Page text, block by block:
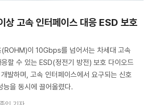
고속 인터페이스 대응 ESD 보호
(ROHM)이 10Gbps를 넘어서는 차세대 고속
할 수 있는 ESD(정전기 방전) 보호 다이오드
발하며, 고속 인터페이스에서 요구되는 신호
능을 동시에 끌어올렸다.